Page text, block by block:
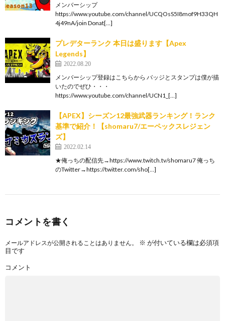
メンバーシップ
https://www.youtube.com/channel/UCQOsS5I8mof9H33QH
4j49nA/join Donat[…]
プレデターランク 本日は盛ります【Apex
Legends】
2022.08.20
メンバーシップ登録はこちらから バッジとスタンプは僕が描
いたのでぜひ・・・
https://www.youtube.com/channel/UCN1_[…]
【APEX】シーズン12最強武器ランキング！ランク
基準で紹介！【shomaru7/エーペックスレジェン
ズ】
2022.02.14
★俺っちの配信先→https://www.twitch.tv/shomaru7 俺っち
のTwitter→https://twitter.com/sho[…]
コメントを書く
メールアドレスが公開されることはありません。 ※ が付いている欄は必須項
目です
コメント